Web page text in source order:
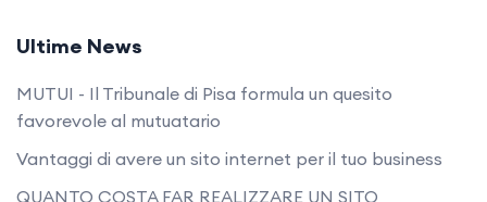
Ultime News
MUTUI - Il Tribunale di Pisa formula un quesito
favorevole al mutuatario
Vantaggi di avere un sito internet per il tuo business
QUANTO COSTA FAR REALIZZARE UN SITO